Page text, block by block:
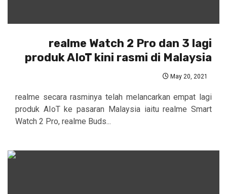
realme Watch 2 Pro dan 3 lagi
produk AIoT kini rasmi di Malaysia
May 20, 2021
realme secara rasminya telah melancarkan empat lagi
produk AIoT ke pasaran Malaysia iaitu realme Smart
Watch 2 Pro, realme Buds...